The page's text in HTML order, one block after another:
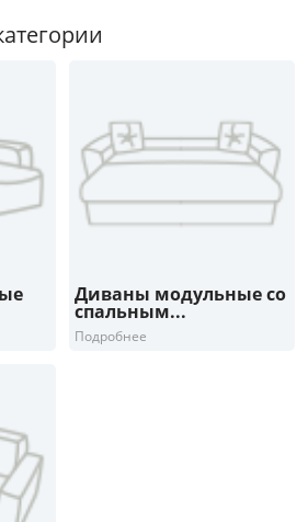
до
до
Диваны модульные со
спальным...
Подробнее